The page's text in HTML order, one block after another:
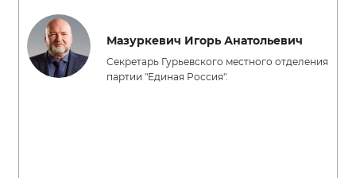
Мазуркевич Игорь Анатольевич
Секретарь Гурьевского местного отделения
партии "Единая Россия".